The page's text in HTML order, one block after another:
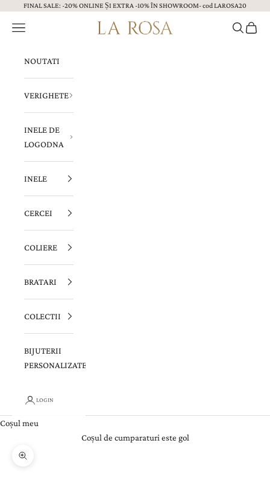
Sari la continut
FINAL SALE: -20% ONLINE ȘI EXTRA -10% ÎN SHOWROOM- cod LAROSA20
Bijuterii LA ROSA
Menu CautăCoș
NOUTATI
VERIGHETE
INELE DE
LOGODNA
INELE
CERCEI
COLIERE
BRATARI
COLECTII
BIJUTERII
PERSONALIZATE
LOGIN
Coșul meu
Coșul de cumparaturi este gol
Zoom